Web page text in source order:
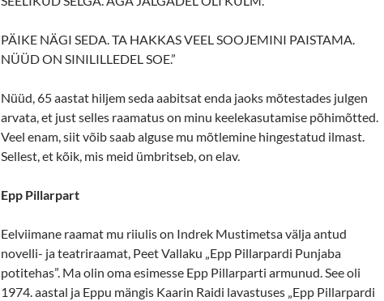
PÄIKE NÄGI SEDA. TA HAKKAS VEEL SOOJEMINI PAISTAMA.
NÜÜD ON SINILILLEDEL SOE.”
Nüüd, 65 aastat hiljem seda aabitsat enda jaoks mõtestades julgen
arvata, et just selles raamatus on minu keelekasutamise põhimõtted.
Veel enam, siit võib saab alguse mu mõtlemine hingestatud ilmast.
Sellest, et kõik, mis meid ümbritseb, on elav.
Epp Pillarpart
Eelviimane raamat mu riiulis on Indrek Mustimetsa välja antud
novelli- ja teatriraamat, Peet Vallaku „Epp Pillarpardi Punjaba
potitehas”. Ma olin oma esimesse Epp Pillarparti armunud. See oli
1974. aastal ja Eppu mängis Kaarin Raidi lavastuses „Epp Pillarpardi